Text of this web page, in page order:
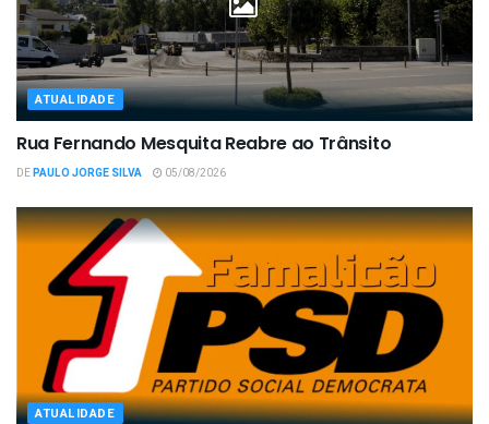
ATUALIDADE
Rua Fernando Mesquita Reabre ao Trânsito
DEPAULO JORGE SILVA 05/08/2026
ATUALIDADE